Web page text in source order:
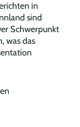
in
sind
Schwerpunkt
was das